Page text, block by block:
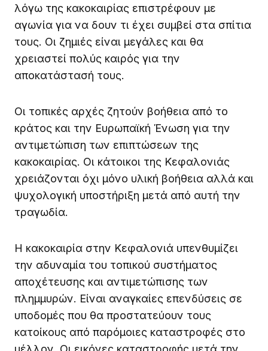
λόγω της κακοκαιρίας επιστρέφουν με
αγωνία για να δουν τι έχει συμβεί στα σπίτια
τους. Οι ζημιές είναι μεγάλες και θα
χρειαστεί πολύς καιρός για την
αποκατάστασή τους.
Οι τοπικές αρχές ζητούν βοήθεια από το
κράτος και την Ευρωπαϊκή Ένωση για την
αντιμετώπιση των επιπτώσεων της
κακοκαιρίας. Οι κάτοικοι της Κεφαλονιάς
χρειάζονται όχι μόνο υλική βοήθεια αλλά και
ψυχολογική υποστήριξη μετά από αυτή την
τραγωδία.
Η κακοκαιρία στην Κεφαλονιά υπενθυμίζει
την αδυναμία του τοπικού συστήματος
αποχέτευσης και αντιμετώπισης των
πλημμυρών. Είναι αναγκαίες επενδύσεις σε
υποδομές που θα προστατεύουν τους
κατοίκους από παρόμοιες καταστροφές στο